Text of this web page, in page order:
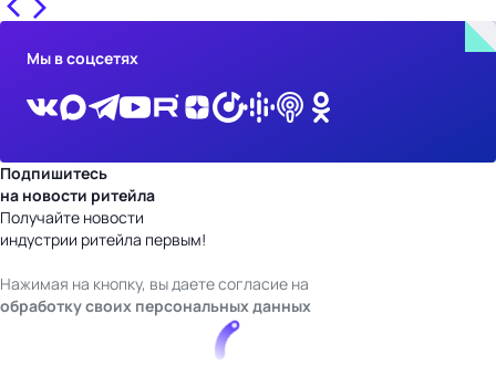
Мы в соцсетях
Подпишитесь
на новости ритейла
Получайте новости
индустрии ритейла первым!
Нажимая на кнопку, вы даете согласие на
обработку своих персональных данных